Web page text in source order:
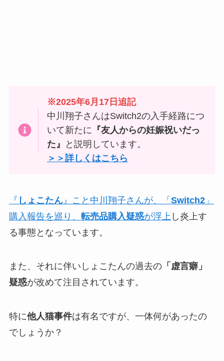
※2025年6月17日追記
中川翔子さんはSwitch2の入手経路につ
いて新たに
『友人からの妊娠祝いだっ
た』
と説明しています。
＞＞詳しくはこちら
『 しょこたん』こと中川翔子さんが、「 Switch2」
購入報告を巡り、 転売品購入疑惑が浮上 し炎上す
る事態となっています。
また、それに伴いしょこたんの過去の「虚言癖」
疑惑が改めて注目されています。
特に他人猫事件は有名ですが、一体何があったの
でしょうか？